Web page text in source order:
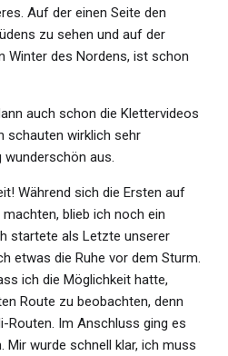
Auf der einen Seite den
zu sehen und auf der
Winter des Nordens, ist schon
auch schon die Klettervideos
schauten wirklich sehr
aus.
Während sich die Ersten auf
blieb ich noch ein
startete als Letzte unserer
etwas die Ruhe vor dem Sturm.
ich die Möglichkeit hatte,
Route zu beobachten, denn
Routen. Im Anschluss ging es
wurde schnell klar, ich muss